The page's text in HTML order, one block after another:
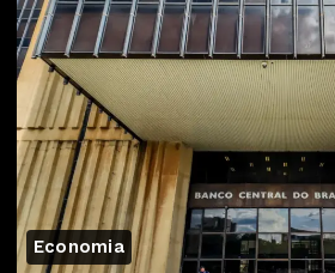
Economia